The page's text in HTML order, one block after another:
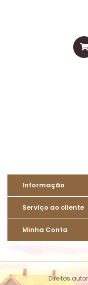
Informação
Serviço ao cliente
Minha Conta
Direitos